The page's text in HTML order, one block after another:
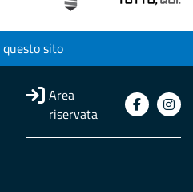
sito
Area
riservata